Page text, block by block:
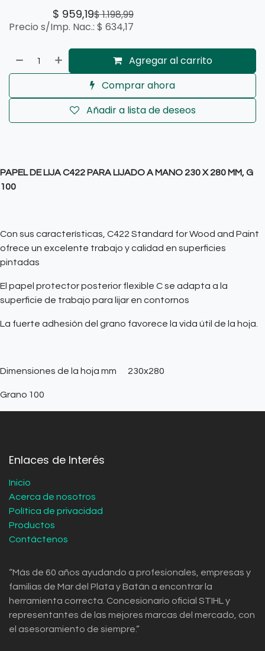
$ 959,19$1.198,99
Precio s/Imp. Nac.: $ 634,17
Agregar al carrito
Comprar ahora
Añadir a lista de deseos
PAPEL DE LIJA C422 PARA LIJADO A MANO 230 X 280 MM, G
100
Con sus características, C422 Standard for Wood and Paint
ofrece un excelente trabajo y calidad en superficies
pintadas
El papel protector posterior flexible C se adapta a la
superficie de trabajo para lijar en contornos
La fuerte adhesión del grano favorece la vida útil de la hoja.
Dimensiones de la hoja mm 230x280
Grano 100
Enlaces de Interés
Inicio
Acerca de nosotros
Política de privacidad
Productos
Contáctenos
“Más de 60 años ayudando a profesionales, empresas y
familias de Mar del Plata y Batán a encontrar la
herramienta correcta. Concesionario oficial STIHL y
representantes de las mejores marcas del mercado, con
el asesoramiento de siempre.”